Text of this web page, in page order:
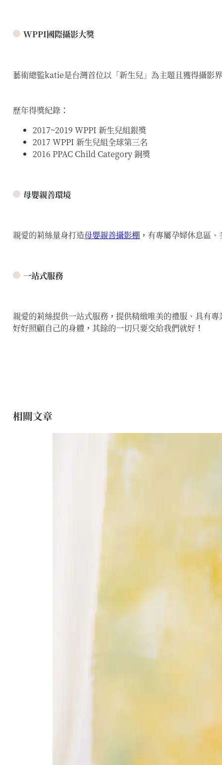
WPPI國際攝影大獎
藝術總監katie是台灣首位以「新生兒」為主題且獲得攝影
歷年得獎紀錄：
2017~2019 WPPI 新生兒組銀獎
2017 WPPI 新生兒組全球第三名
2016 PPAC Child Category 銅獎
母嬰親善環境
親愛的莉絲量身打造母嬰親善攝影棚 ，有專屬孕婦休息區
一站式服務
親愛的莉絲提供一站式服務，提供精緻唯美的禮服、具有
好好照顧自己的身體，其餘的一切只要交給我們就好！
相關文章